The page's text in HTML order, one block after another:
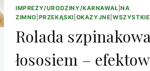
IMPREZY/URODZINY/KARNAWAŁ |NA
ZIMNO PRZEKĄSKI OKAZYJNE
Rolada
łososiem –